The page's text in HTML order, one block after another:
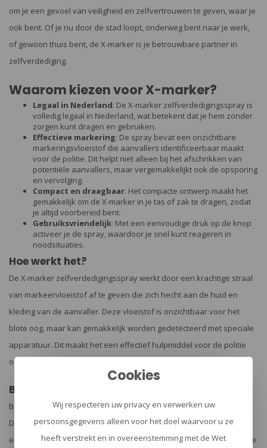
om je een gevoel van veiligheid en zelfvertrouwen te geven, waar je
ook bent. Of je nu door de stad loopt, onderweg bent naar je werk,
of gewoon thuis bent, de X-marker is je betrouwbare partner in
zelfverdediging.
Waarom kiezen voor X-marker?
Legaal in Nederland: De X-marker zelfverdedigingsspray is
volledig legaal in Nederland, wat betekent dat je hem zonder
zorgen kunt dragen en gebruiken.
Effectieve markering: De spray bevat een onzichtbare
markeringsvloeistof die aanvallers identificeerbaar maakt
voor de politie. Dit helpt niet alleen bij het afschrikken van
potentiële aanvallers, maar vergemakkelijkt ook de opsporing
en vervolging.
Compact en draagbaar: Het compacte ontwerp maakt het
gemakkelijk om de X-marker in je tas of zak te dragen, zodat
je altijd voorbereid bent.
Gebruiksvriendelijk: Met een eenvoudige druk op de knop
activeer je de spray, waardoor je snel kunt reageren in
noodsituaties.
Hoe werkt het?
De X-marker zelfverdedigingsspray werkt door een krachtige straal
van markeervloeistof af te geven die zich hecht aan de huid en
kleding van de aanvaller. Deze vloeistof is onzichtbaar voor het
blote oog, maar kan gemakkelijk worden gedetecteerd met speciale
apparatuur. Dit maakt het een effectief hulpmiddel voor de politie
om aanvallers te identificeren en te arresteren.
Bescherming binnen handbereik
Bij Urban Survival begrijpen we dat veiligheid een topprioriteit is.
Daarom bieden we de X-marker zelfverdedigingsspray aan als een
essentieel onderdeel van je persoonlijke beveiligingsarsenaal. Of je
Cookies
Wij respecteren uw privacy en verwerken uw
persoonsgegevens alleen voor het doel waarvoor u ze
heeft verstrekt en in overeenstemming met de Wet